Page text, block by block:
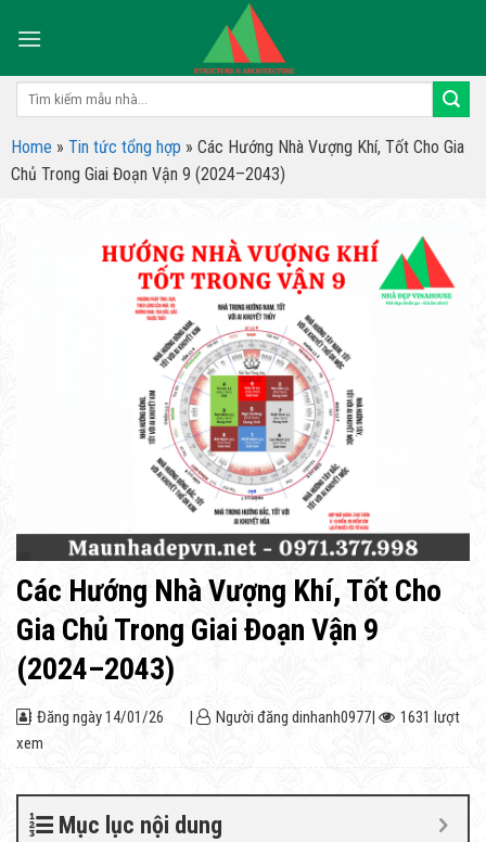
Tìm
Home » Tin tức tổng hợp » Các Hướng Nhà Vượng Khí, Tốt Cho Gia
Chủ Trong Giai Đoạn Vận 9 (2024–2043)
Các Hướng Nhà Vượng Khí, Tốt Cho
Gia Chủ Trong Giai Đoạn Vận 9
(2024–2043)
Đăng ngày14/01/26 | Người đăng dinhanh0977|
1631 lượt
xem
Mục lục nội dung